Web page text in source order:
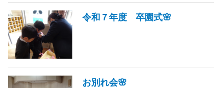
令和７年度 卒園式🌸
お別れ会🌸